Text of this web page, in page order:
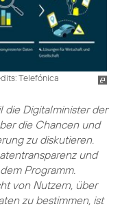
Telefónica
Digitalminister der
die Chancen und
zu diskutieren.
und
Programm.
von Nutzern, über
zu bestimmen, ist